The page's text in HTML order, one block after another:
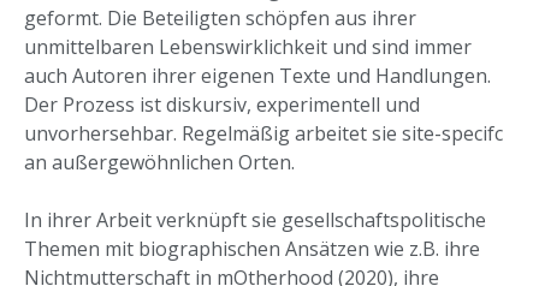
geformt. Die Beteiligten schöpfen aus ihrer
unmittelbaren Lebenswirklichkeit und sind immer
auch Autoren ihrer eigenen Texte und Handlungen.
Der Prozess ist diskursiv, experimentell und
unvorhersehbar. Regelmäßig arbeitet sie site-specifc
an außergewöhnlichen Orten.
In ihrer Arbeit verknüpft sie gesellschaftspolitische
Themen mit biographischen Ansätzen wie z.B. ihre
Nichtmutterschaft in mOtherhood (2020), ihre